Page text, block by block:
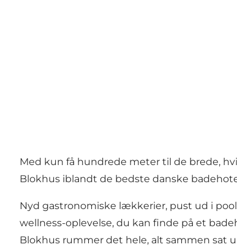
Med kun få hundrede meter til de brede,
Blokhus iblandt de bedste danske
Nyd gastronomiske lækkerier, pust ud i
wellness-oplevelse, du kan finde på et
Blokhus rummer det hele, alt sammen sat